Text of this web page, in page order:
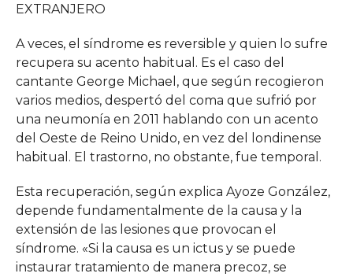
EXTRANJERO
A veces, el síndrome es reversible y quien lo sufre
recupera su acento habitual. Es el caso del
cantante George Michael, que según recogieron
varios medios, despertó del coma que sufrió por
una neumonía en 2011 hablando con un acento
del Oeste de Reino Unido, en vez del londinense
habitual. El trastorno, no obstante, fue temporal.
Esta recuperación, según explica Ayoze González,
depende fundamentalmente de la causa y la
extensión de las lesiones que provocan el
síndrome. «Si la causa es un ictus y se puede
instaurar tratamiento de manera precoz, se